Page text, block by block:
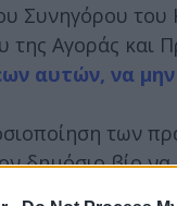
Συνηγόρου του
της Αγοράς και
αυτών, να
των
δημόσιο βίο